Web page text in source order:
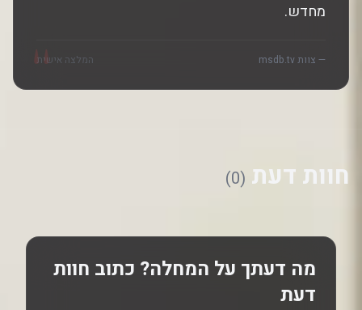
"
מחדש.
— צוות msdb.tv המלצה אישית
חוות דעת (0)
מה דעתך על המחלה? כתוב חוות
דעת